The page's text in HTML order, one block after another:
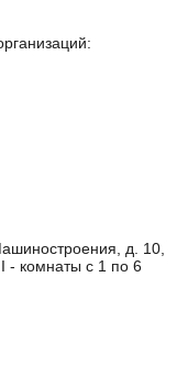
д. 10,
комнаты с 1 по 6